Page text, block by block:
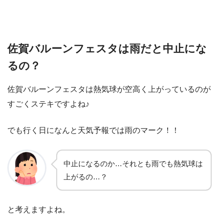
佐賀バルーンフェスタは雨だと中止にな
るの？
佐賀バルーンフェスタは熱気球が空高く上がっているのが
すごくステキですよね♪
でも行く日になんと天気予報では雨のマーク！！
中止になるのか…それとも雨でも熱気球は
上がるの…？
と考えますよね。